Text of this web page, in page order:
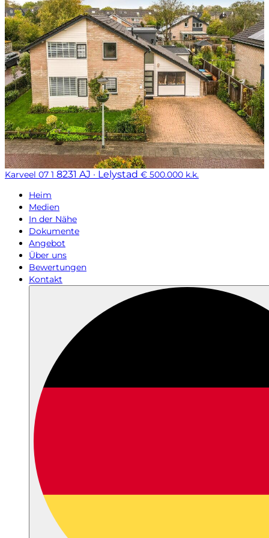
Karveel 07 1 8231 AJ · Lelystad € 500.000 k.k.
Heim
Medien
In der Nähe
Dokumente
Angebot
Über uns
Bewertungen
Kontakt